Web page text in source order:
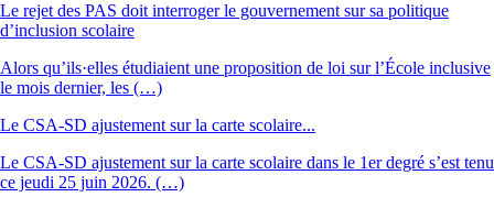
Le rejet des PAS doit interroger le gouvernement sur sa politique
d’inclusion scolaire
Alors qu’ils·elles étudiaient une proposition de loi sur l’École inclusive
le mois dernier, les (…)
Le CSA-SD ajustement sur la carte scolaire...
Le CSA-SD ajustement sur la carte scolaire dans le 1er degré s’est tenu
ce jeudi 25 juin 2026. (…)